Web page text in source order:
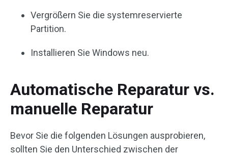
Vergrößern Sie die systemreservierte
Partition.
Installieren Sie Windows neu.
Automatische Reparatur vs.
manuelle Reparatur
Bevor Sie die folgenden Lösungen ausprobieren,
sollten Sie den Unterschied zwischen der